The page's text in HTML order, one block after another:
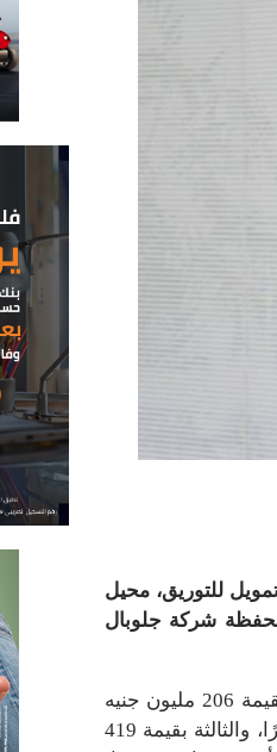
للتوريق، محيل
شركة جلوبال
ويأتي إصدار شركة تمويل للتمويل العقاري بقيمة 1.598 مليار جنيه على خمسة شرائح، الأولى بقيمة 206 مليون جنيه
بفترة استحقاق ثلاثة عشر شهرًا، والثانية بقيمة 614 مليون جنيه بفترة استحقاق سبع وثلاثون شهرًا، والثالثة بقيمة 419